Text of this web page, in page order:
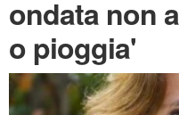
ondata non
o pioggia'